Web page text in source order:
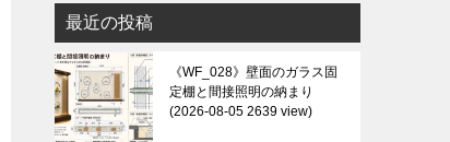
最近の投稿
《WF_028》壁面のガラス固
定棚と間接照明の納まり
2026-08-05 2639 view